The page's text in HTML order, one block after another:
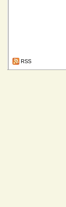
RSS